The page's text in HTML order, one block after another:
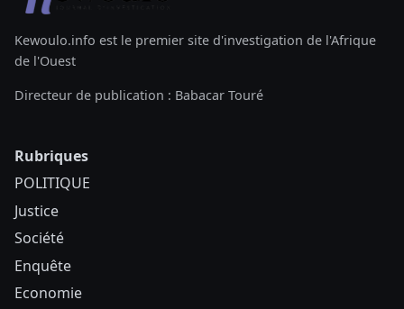
Kewoulo.info est le premier site d'investigation de l'Afrique
de l'Ouest
Directeur de publication : Babacar Touré
Rubriques
POLITIQUE
Justice
Société
Enquête
Economie